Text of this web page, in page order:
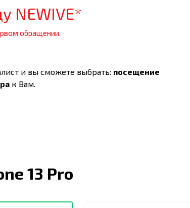
NEWIVE*
обращении.
и вы сможете выбрать: посещение
к Вам.
13 Pro